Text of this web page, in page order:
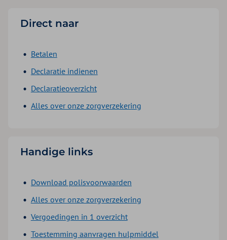
Direct naar
Betalen
Declaratie indienen
Declaratieoverzicht
Alles over onze zorgverzekering
Handige links
Download polisvoorwaarden
Alles over onze zorgverzekering
Vergoedingen in 1 overzicht
Toestemming aanvragen hulpmiddel